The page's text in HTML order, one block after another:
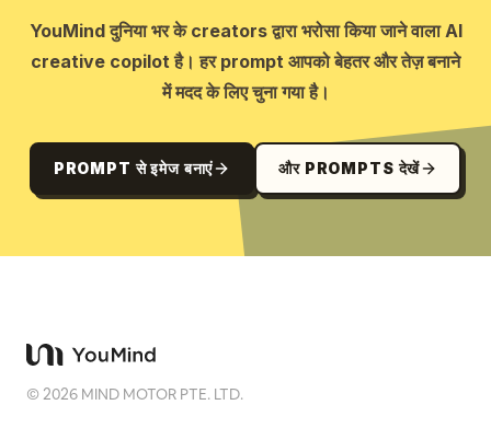
YouMind दुनिया भर के creators द्वारा भरोसा किया जाने वाला AI
creative copilot है। हर prompt आपको बेहतर और तेज़ बनाने
में मदद के लिए चुना गया है।
PROMPT से इमेज बनाएं और PROMPTS देखें
©2026 MIND MOTOR PTE. LTD.